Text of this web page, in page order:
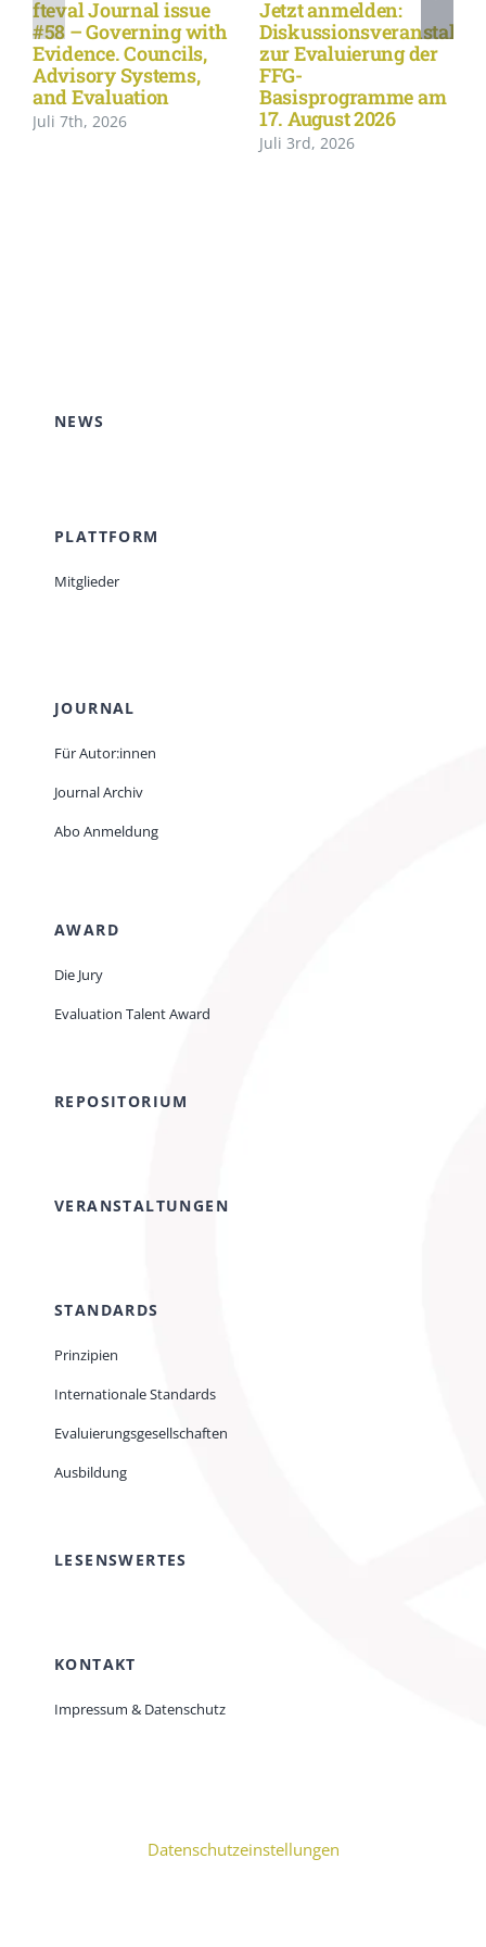
fteval Journal issue
#58 – Governing with
Evidence. Councils,
Advisory Systems,
and Evaluation
Juli 7th, 2026
Jetzt anmelden:
zur Evaluierung der
FFG-
Basisprogramme am
17. August 2026
Juli 3rd, 2026
NEWS
PLATTFORM
Mitglieder
JOURNAL
Für Autor:innen
Journal Archiv
Abo Anmeldung
AWARD
Die Jury
Evaluation Talent Award
REPOSITORIUM
VERANSTALTUNGEN
STANDARDS
Prinzipien
Internationale Standards
Evaluierungsgesellschaften
Ausbildung
LESENSWERTES
KONTAKT
Impressum & Datenschutz
Datenschutzeinstellungen